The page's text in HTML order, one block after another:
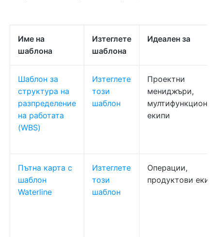
Име на
шаблона
Изтеглете
шаблона
Идеален за
Шаблон за
структура на
разпределение
на работата
(WBS)
Изтеглете
този
шаблон
Проектни
мениджъри,
екипи
Пътна карта с
шаблон
Waterline
Изтеглете
този
шаблон
Операции,
продуктови